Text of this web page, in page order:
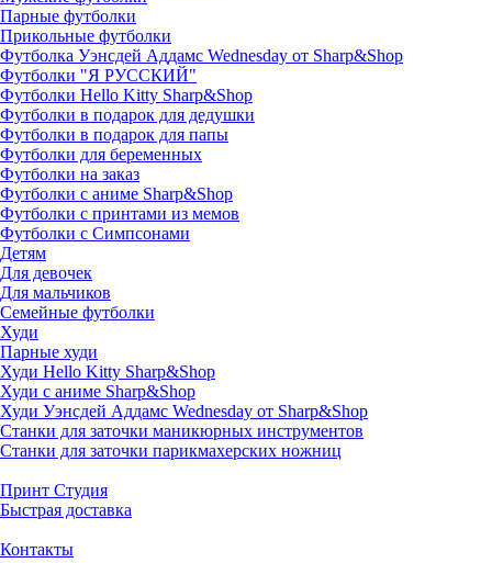
Парные футболки
Прикольные футболки
Футболка Уэнсдей Аддамс Wednesday от Sharp&Shop
Футболки "Я РУССКИЙ"
Футболки Hello Kitty Sharp&Shop
Футболки в подарок для дедушки
Футболки в подарок для папы
Футболки для беременных
Футболки на заказ
Футболки с аниме Sharp&Shop
Футболки с принтами из мемов
Футболки с Симпсонами
Детям
Для девочек
Для мальчиков
Семейные футболки
Худи
Парные худи
Худи Hello Kitty Sharp&Shop
Худи с аниме Sharp&Shop
Худи Уэнсдей Аддамс Wednesday от Sharp&Shop
Станки для заточки маникюрных инструментов
Станки для заточки парикмахерских ножниц
Принт Студия
Быстрая доставка
Контакты